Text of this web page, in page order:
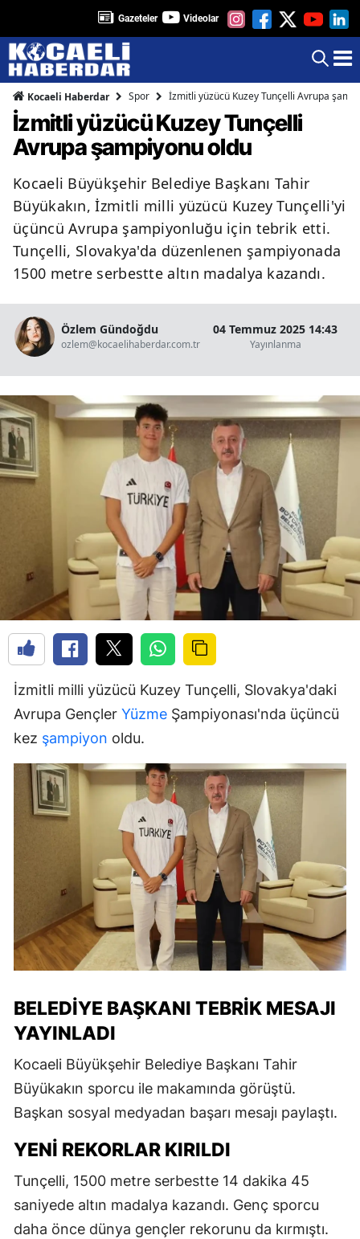
Gazeteler Videolar
Kocaeli Haberdar Spor İzmitli yüzücü Kuzey Tunçelli Avrupa
İzmitli yüzücü Kuzey Tunçelli
Avrupa şampiyonu oldu
Kocaeli Büyükşehir Belediye Başkanı Tahir
Büyükakın, İzmitli milli yüzücü Kuzey Tunçelli'yi
üçüncü Avrupa şampiyonluğu için tebrik etti.
Tunçelli, Slovakya'da düzenlenen şampiyonada
1500 metre serbestte altın madalya kazandı.
Özlem Gündoğdu
ozlem@kocaelihaberdar.com.tr
04 Temmuz 2025 14:43
Yayınlanma
İzmitli milli yüzücü Kuzey Tunçelli, Slovakya'daki
Avrupa Gençler Yüzme Şampiyonası'nda üçüncü
kez şampiyon oldu.
BELEDIYE BAŞKANI TEBRIK MESAJI
YAYINLADI
Kocaeli Büyükşehir Belediye Başkanı Tahir
Büyükakın sporcu ile makamında görüştü.
Başkan sosyal medyadan başarı mesajı paylaştı.
YENI REKORLAR KIRILDI
Tunçelli, 1500 metre serbestte 14 dakika 45
saniyede altın madalya kazandı. Genç sporcu
daha önce dünya gençler rekorunu da kırmıştı.